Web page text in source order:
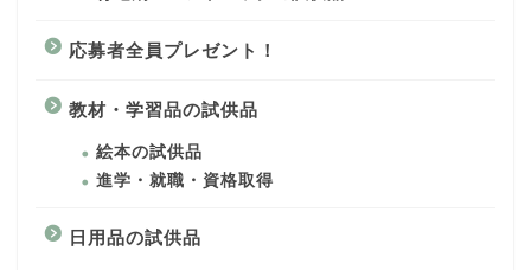
応募者全員プレゼント！
教材・学習品の試供品
絵本の試供品
進学・就職・資格取得
日用品の試供品